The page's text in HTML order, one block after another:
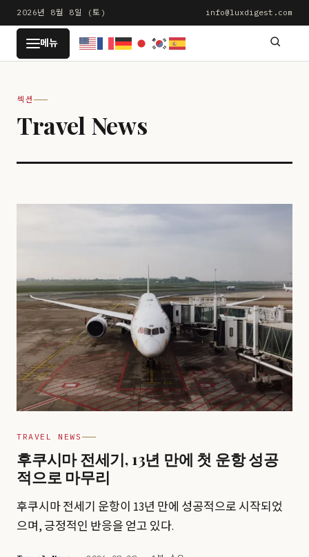
문
로
2026년 8월 8일 (토) info@luxdigest.com
LUXDIGEST
메뉴
섹션
Travel News
TRAVEL NEWS
후쿠시마 전세기, 13년 만에 첫 운항 성공
적으로 마무리
후쿠시마 전세기 운항이 13년 만에 성공적으로 시작되었
으며, 긍정적인 반응을 얻고 있다.